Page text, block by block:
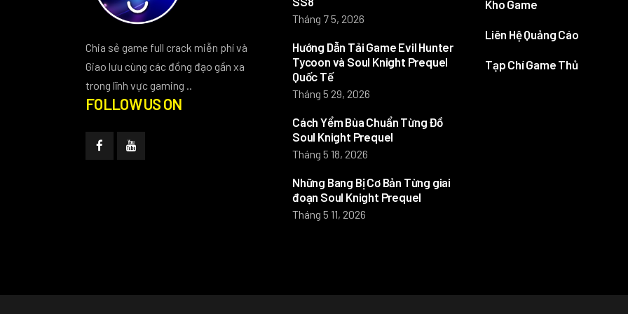
Chia sẻ game full crack miễn phí và
Giao lưu cùng các đồng đạo gần xa
trong lĩnh vực gaming ..
FOLLOW US ON
Tháng 7 5, 2026
Hướng Dẫn Tải Game Evil Hunter
Tycoon và Soul Knight Prequel
Quốc Tế
Tháng 5 29, 2026
Cách Yểm Bùa Chuẩn Từng Đồ
Soul Knight Prequel
Tháng 5 18, 2026
Những Bang Bị Cơ Bản Từng giai
đoạn Soul Knight Prequel
Tháng 5 11, 2026
Kho Game
Liên Hệ Quảng Cáo
Tạp Chí Game Thủ